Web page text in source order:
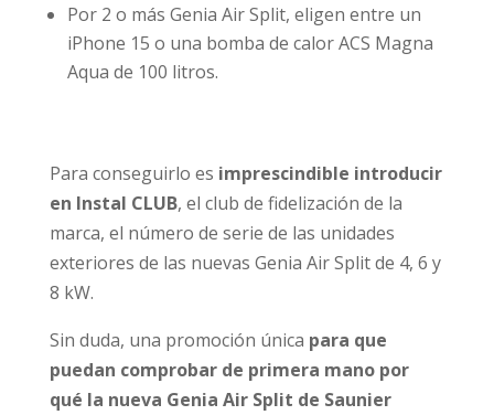
Por 2 o más Genia Air Split, eligen entre un
iPhone 15 o una bomba de calor ACS Magna
Aqua de 100 litros.
Para conseguirlo es imprescindible introducir
en Instal CLUB, el club de fidelización de la
marca, el número de serie de las unidades
exteriores de las nuevas Genia Air Split de 4, 6 y
8 kW.
Sin duda, una promoción única para que
puedan comprobar de primera mano por
qué la nueva Genia Air Split de Saunier